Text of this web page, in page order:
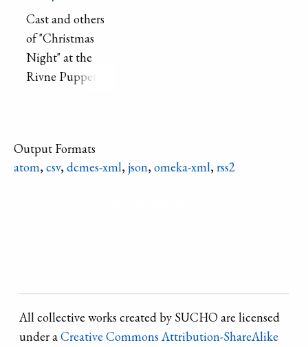
Cast and others
of "Christmas
Night" at the
Rivne Puppet
M. Markevich.
Cast are in
Output Formats
atom, csv, dcmes-xml, json, omeka-xml, rss2
All collective works created by SUCHO are licensed
under aCreative Commons Attribution-ShareAlike